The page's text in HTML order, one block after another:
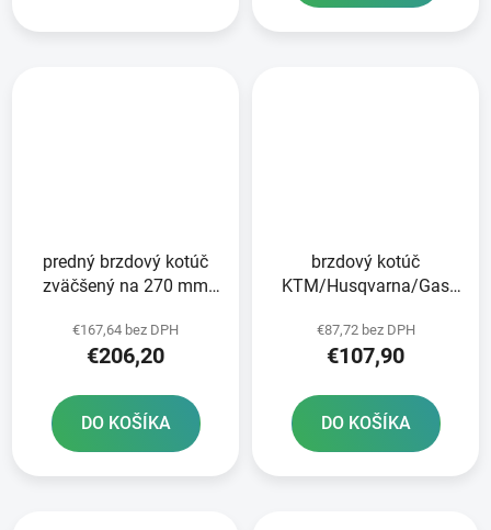
predný brzdový kotúč
zväčšený na 270 mm
€167,64 bez DPH
€206,20
DO KOŠÍKA
brzdový kotúč
KTM/Husqvarna/Gas
€87,72 bez DPH
€107,90
DO KOŠÍKA